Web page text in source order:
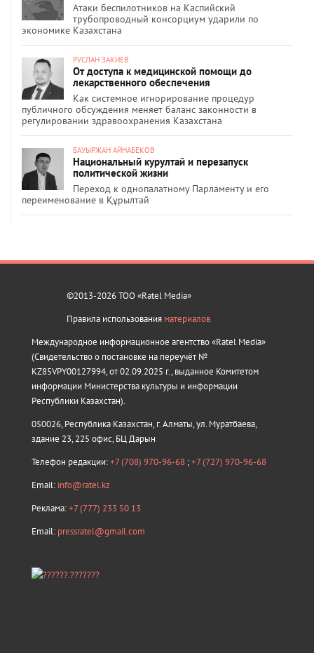
Атаки беспилотников на Каспийский
трубопроводный консорциум ударили по
экономике Казахстана
РУСЛАН ЗАКИЕВ
От доступа к медицинской помощи до
лекарственного обеспечения
Как системное игнорирование процедур
публичного обсуждения меняет баланс законности в
регулировании здравоохранения Казахстана
БАУЫРЖАН АЙНАБЕКОВ
Национальный курултай и перезапуск
политической жизни
Переход к однопалатному Парламенту и его
переименование в Құрылтай
©2013-2026 ТОО «Ratel Media»
Правила использования материалов
Международное информационное агентство «Ratel Media»
(Свидетельство о постановке на переучёт №
KZ85VPY00127994, от 02.09.2025 г., выданное Комитетом
информации Министерства культуры и информации
Республики Казахстан).
050026, Республика Казахстан, г. Алматы, ул. Муратбаева,
здание 23, 225 офис, БЦ Дарын
Телефон редакции:+7 (708) 970-96-68 ;+7 (727) 970-96-68
Email: info@ratel.kz
Реклама:+7 (777) 233 50 13
Email: pressratel@gmail.com